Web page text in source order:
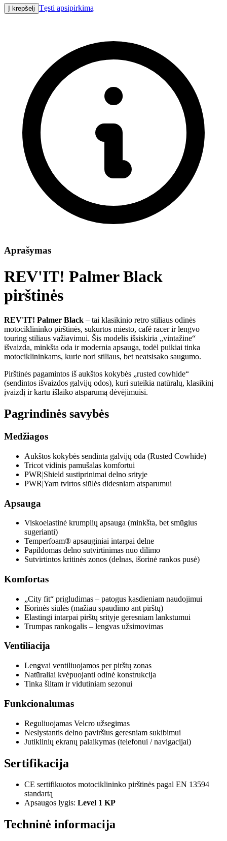
Į krepšelį Tęsti apsipirkimą
Aprašymas
REV'IT! Palmer Black
pirštinės
REV'IT! Palmer Black – tai klasikinio retro stiliaus odinės
motociklininko pirštinės, sukurtos miesto, café racer ir lengvo
touring stiliaus važiavimui. Šis modelis išsiskiria „vintažine“
išvaizda, minkšta oda ir modernia apsauga, todėl puikiai tinka
motociklininkams, kurie nori stiliaus, bet neatsisako saugumo.
Pirštinės pagamintos iš aukštos kokybės „rusted cowhide“
(sendintos išvaizdos galvijų odos), kuri suteikia natūralų, klasikinį
įvaizdį ir kartu išlaiko atsparumą dėvėjimuisi.
Pagrindinės savybės
Medžiagos
Aukštos kokybės sendinta galvijų oda (Rusted Cowhide)
Tricot vidinis pamušalas komfortui
PWR|Shield sustiprinimai delno srityje
PWR|Yarn tvirtos siūlės didesniam atsparumui
Apsauga
Viskoelastinė krumplių apsauga (minkšta, bet smūgius
sugerianti)
Temperfoam® apsauginiai intarpai delne
Papildomas delno sutvirtinimas nuo dilimo
Sutvirtintos kritinės zonos (delnas, išorinė rankos pusė)
Komfortas
„City fit“ prigludimas – patogus kasdieniam naudojimui
Išorinės siūlės (mažiau spaudimo ant pirštų)
Elastingi intarpai pirštų srityje geresniam lankstumui
Trumpas rankogalis – lengvas užsimovimas
Ventiliacija
Lengvai ventiliuojamos per pirštų zonas
Natūraliai kvėpuojanti odinė konstrukcija
Tinka šiltam ir vidutiniam sezonui
Funkcionalumas
Reguliuojamas Velcro užsegimas
Neslystantis delno paviršius geresniam sukibimui
Jutiklinių ekranų palaikymas (telefonui / navigacijai)
Sertifikacija
CE sertifikuotos motociklininko pirštinės pagal EN 13594
standartą
Apsaugos lygis: Level 1 KP
Techninė informacija